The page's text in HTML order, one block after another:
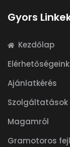
Gyors
Kezdőlap
Elérhetőségeink
Ajánlatkérés
Szolgáltatások
Magamról
Gramotoros